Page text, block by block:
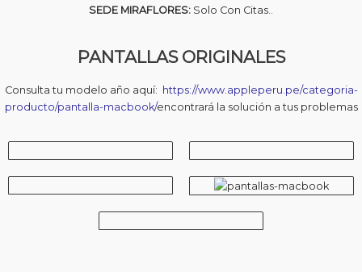
SEDE MIRAFLORES: Solo Con Citas..
PANTALLAS ORIGINALES
Consulta tu modelo año aquí: https://www.appleperu.pe/categoria-
producto/pantalla-macbook/encontrará la solución a tus problemas